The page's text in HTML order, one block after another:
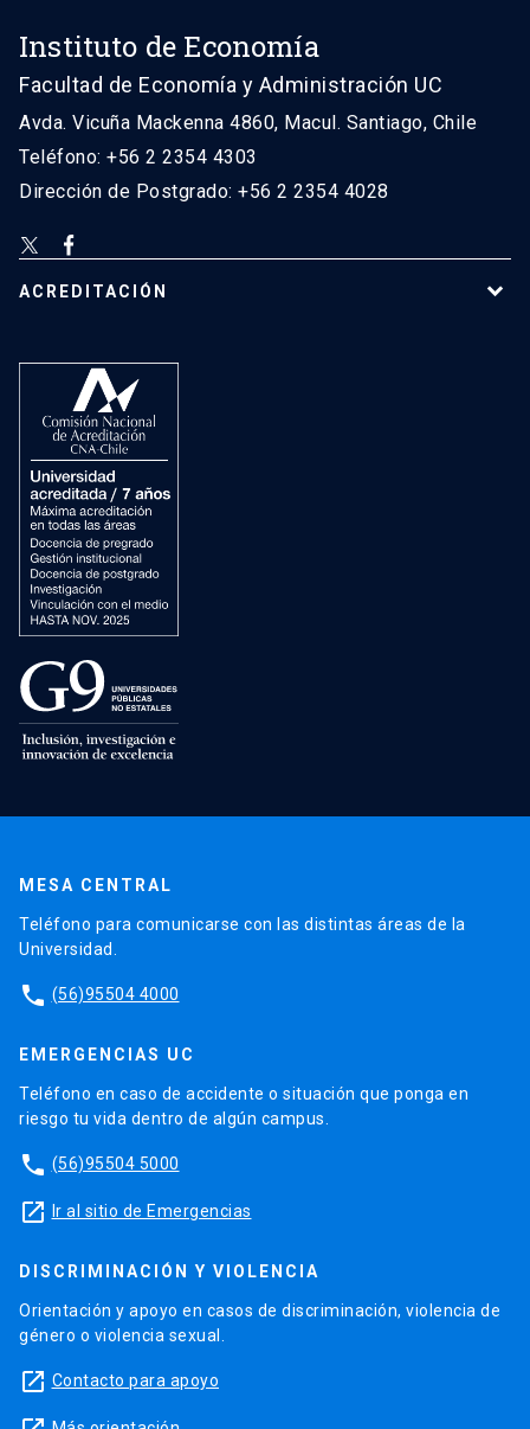
Instituto de Economía
Facultad de Economía y Administración UC
Avda. Vicuña Mackenna 4860, Macul. Santiago, Chile
Teléfono: +56 2 2354 4303
Dirección de Postgrado: +56 2 2354 4028
ACREDITACIÓN
MESA CENTRAL
Teléfono para comunicarse con las distintas áreas de la
Universidad.
phone (56)95504 4000
EMERGENCIAS UC
Teléfono en caso de accidente o situación que ponga en
riesgo tu vida dentro de algún campus.
phone (56)95504 5000
launch Ir al sitio de Emergencias
DISCRIMINACIÓN Y VIOLENCIA
Orientación y apoyo en casos de discriminación, violencia de
género o violencia sexual.
launch Contacto para apoyo